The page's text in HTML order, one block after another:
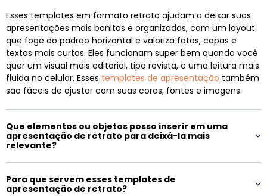
Esses templates em formato retrato ajudam a deixar suas
apresentações mais bonitas e organizadas, com um layout
que foge do padrão horizontal e valoriza fotos, capas e
textos mais curtos. Eles funcionam super bem quando você
quer um visual mais editorial, tipo revista, e uma leitura mais
fluida no celular. Esses templates de apresentação também
são fáceis de ajustar com suas cores, fontes e imagens.
Que elementos ou objetos posso inserir em uma
apresentação de retrato para deixá-la mais
relevante?
Para que servem esses templates de
apresentação de retrato?